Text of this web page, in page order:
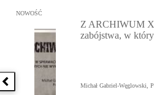
Poprzednia książka
Przejdź do: Z ARCHIWUM X.
NOWOŚĆ
Z ARCHIWUM
zabójstwa, w
Michał Gabriel-Węglowski,